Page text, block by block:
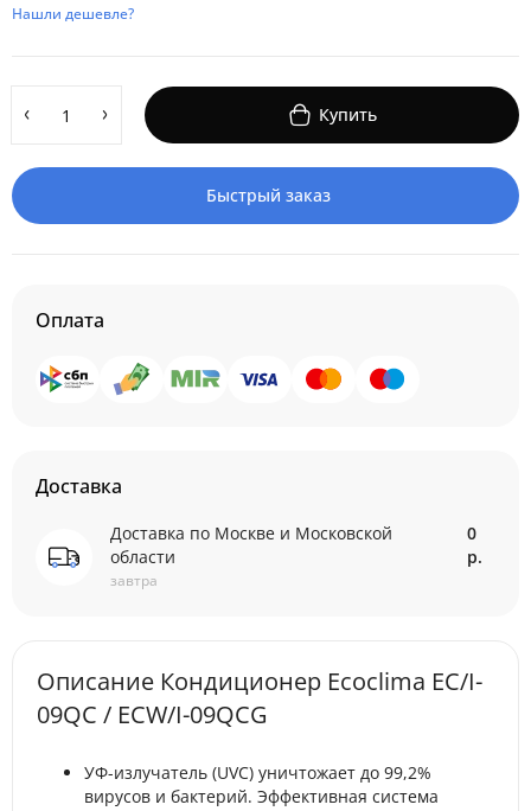
Нашли дешевле?
Купить
Быстрый заказ
Оплата
Доставка
Доставка по Москве и Московской
области
завтра
0
р.
Описание Кондиционер Ecoclima EC/I-
09QC / ECW/I-09QCG
УФ-излучатель (UVC) уничтожает до 99,2%
вирусов и бактерий. Эффективная система